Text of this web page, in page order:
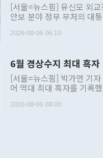
[서울=뉴스핌] 유신모 외
안보 분야 정부 부처의 대
발언 중에는 정부 내 조율
주의적 희망에 근거한 비현
관의 대북 정책 관련 발언
관 부처 장관이 공개적으
관의 무리한 대북 접근법과
다. [정동영 통일부 장관이 지난달 23일 오후 서울 종로구 정부서울청사에
2026-08-06 06:10
6월 경상수지 최대 흑자
[서울=뉴스핌] 박가연 기
어 역대 최대 흑자를 기록
료=한국은행] 한국은행이 6일 발표한 '2026년 6월 국제수지(잠정)'에 따르
2026-08-06 08:00